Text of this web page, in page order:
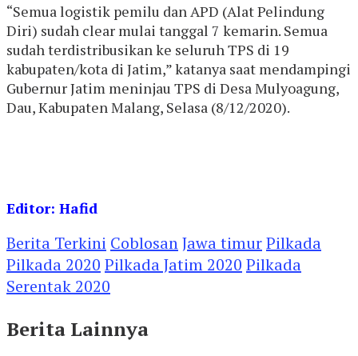
“Semua logistik pemilu dan APD (Alat Pelindung
Diri) sudah clear mulai tanggal 7 kemarin. Semua
sudah terdistribusikan ke seluruh TPS di 19
kabupaten/kota di Jatim,” katanya saat mendampingi
Gubernur Jatim meninjau TPS di Desa Mulyoagung,
Dau, Kabupaten Malang, Selasa (8/12/2020).
Editor: Hafid
Berita Terkini CoblosanJawa timurPilkada
Pilkada 2020 Pilkada Jatim 2020 Pilkada
Serentak 2020
Berita Lainnya